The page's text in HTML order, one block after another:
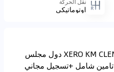
اوتوماتيكي
ام جي 5 موديل 2024 XERO KM CLEN CARS دول مجلس
التعاون الخليجي STANDERD تامين شامل +تسجيل مجاني